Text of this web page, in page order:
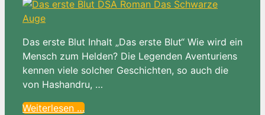
Das erste Blut Inhalt „Das erste Blut“ Wie wird ein
Mensch zum Helden? Die Legenden Aventuriens
kennen viele solcher Geschichten, so auch die
von Hashandru, …
Weiterlesen …